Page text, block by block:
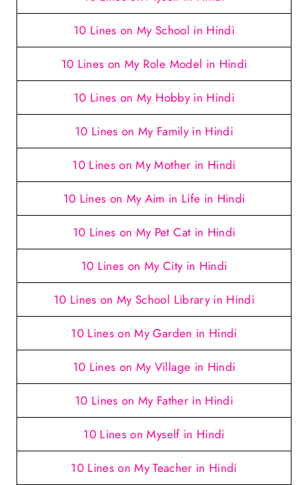
10 Lines on My School in Hindi
10 Lines on My Role Model in Hindi
10 Lines on My Hobby in Hindi
10 Lines on My Family in Hindi
10 Lines on My Mother in Hindi
10 Lines on My Aim in Life in Hindi
10 Lines on My Pet Cat in Hindi
10 Lines on My City in Hindi
10 Lines on My School Library in Hindi
10 Lines on My Garden in Hindi
10 Lines on My Village in Hindi
10 Lines on My Father in Hindi
10 Lines on Myself in Hindi
10 Lines on My Teacher in Hindi